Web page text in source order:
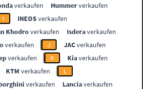
verkaufen Hummerverkaufen
I INEOSverkaufen
Khodroverkaufen Isderaverkaufen
verkaufen J JACverkaufen
verkaufen K Kiaverkaufen
KTM verkaufen
L
verkaufen Lanciaverkaufen